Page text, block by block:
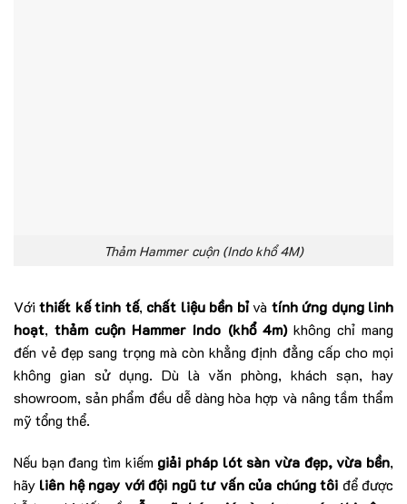
Thảm Hammer cuộn (Indo khổ 4M)
Vớithiết kế tinh tế, chất liệu bền bỉvà tính ứng dụng linh
hoạt,thảm cuộn Hammer Indo (khổ 4m)không chỉ mang
đến vẻ đẹp sang trọng mà còn khẳng định đẳng cấp cho mọi
không gian sử dụng. Dù là văn phòng, khách sạn, hay
showroom, sản phẩm đều dễ dàng hòa hợp và nâng tầm thẩm
mỹ tổng thể.
Nếu bạn đang tìm kiếm giải pháp lót sàn vừa đẹp, vừa bền,
hãy liên hệ ngay với đội ngũ tư vấn của chúng tôi để được